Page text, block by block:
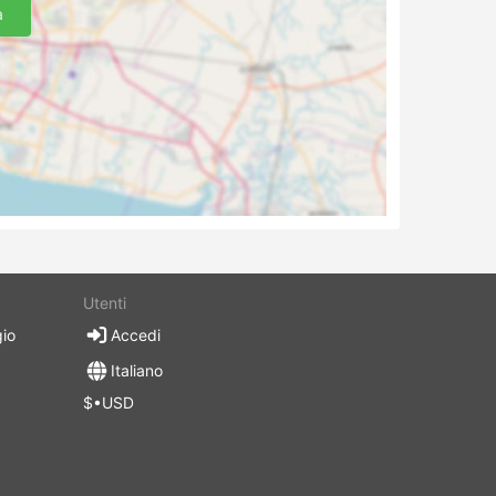
Utenti
Accedi
Italiano
$•USD